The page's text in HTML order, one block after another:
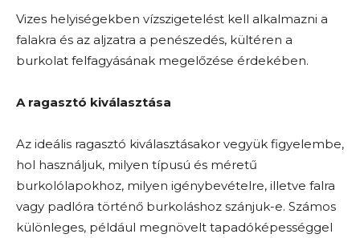
Vizes helyiségekben vízszigetelést kell alkalmazni a
falakra és az aljzatra a penészedés, kültéren a
burkolat felfagyásának megelőzése érdekében.
A ragasztó kiválasztása
Az ideális ragasztó kiválasztásakor vegyük figyelembe,
hol használjuk, milyen típusú és méretű
burkolólapokhoz, milyen igénybevételre, illetve falra
vagy padlóra történő burkoláshoz szánjuk-e. Számos
különleges, például megnövelt tapadóképességgel